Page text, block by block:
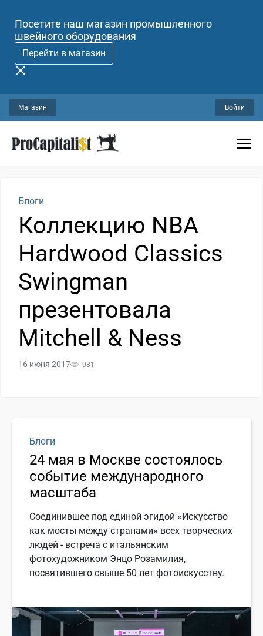
Посетите наш магазин промышленного
швейного оборудования
Перейти в магазин
Магазин Войти
Блоги
Коллекцию NBA
Hardwood Classics
Swingman
презентовала
Mitchell & Ness
16 июня 2017 931
Блоги
24 мая в Москве состоялось
событие международного
масштаба
Соединившее под единой эгидой «Искусство
как мосты между странами» всех творческих
людей - встреча с итальянским
фотохудожником Энцо Розамилия,
посвятившего свыше 50 лет фотоискусству.